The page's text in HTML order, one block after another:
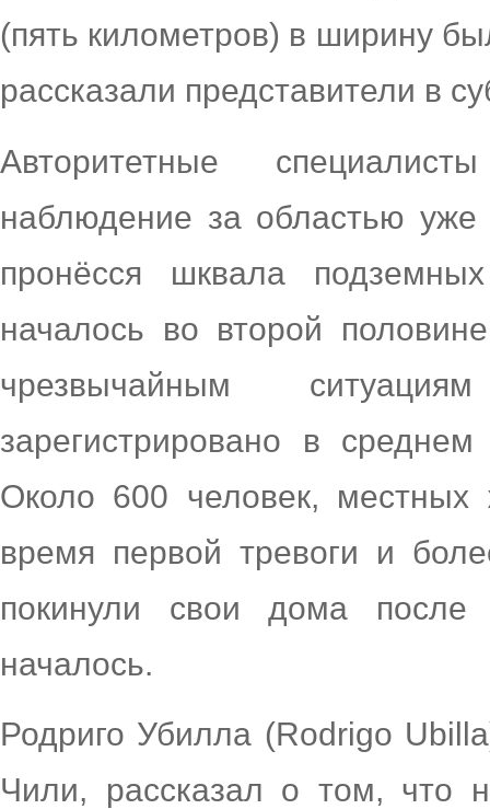
(пять километров) в ширину
рассказали представители в
Авторитетные
наблюдение за областью уже
пронёсся шквала
началось во второй
чрезвычайным
зарегистрировано в
Около 600 человек,
время первой тревоги и
покинули свои дома после
началось.
Родриго Убилла (Rodrigo
Чили, рассказал о том, что